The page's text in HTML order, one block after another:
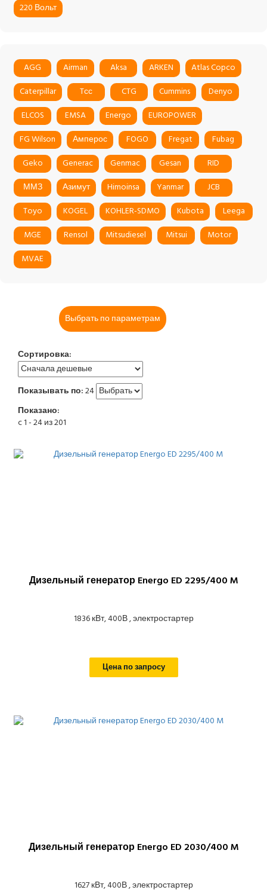
220 Вольт
AGG Airman Aksa ARKEN
Atlas Copco
Caterpillar
Tсс CTG Cummins
Denyo
ELCOS
EMSA Energo
EUROPOWER
FG Wilson
Амперос FOGO Fregat
Fubag
Geko
Generac Genmac Gesan
RID
ММЗ
Азимут Himoinsa Yanmar
JCB
Toyo
KOGEL KOHLER-SDMO Kubota
Leega
MGE
Rensol Mitsudiesel Mitsui
Motor
MVAE
Выбрать по параметрам
Сортировка:
Показывать по:24
Показано:
c 1 - 24 из 201
Дизельный генератор Energo ED 2295/400 M
1836 кВт, 400В , электростартер
Цена по запросу
Дизельный генератор Energo ED 2030/400 M
1627 кВт, 400В , электростартер